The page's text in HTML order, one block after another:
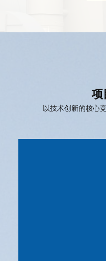
项
以技术创新的核心